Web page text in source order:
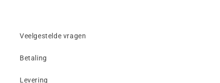
Veelgestelde vragen
Betaling
Levering